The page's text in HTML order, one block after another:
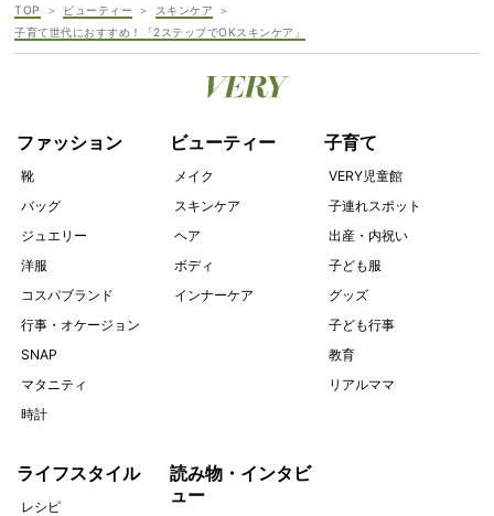
TOP ビューティー
スキンケア
子育て世代におすすめ！「2ステップでOKスキンケア」
ファッション
靴
バッグ
ジュエリー
洋服
コスパブランド
行事・オケージョン
SNAP
マタニティ
時計
ビューティー
メイク
スキンケア
ヘア
ボディ
インナーケア
子育て
VERY児童館
子連れスポット
出産・内祝い
子ども服
グッズ
子ども行事
教育
リアルママ
ライフスタイル
レシピ
読み物・インタビ
ュー